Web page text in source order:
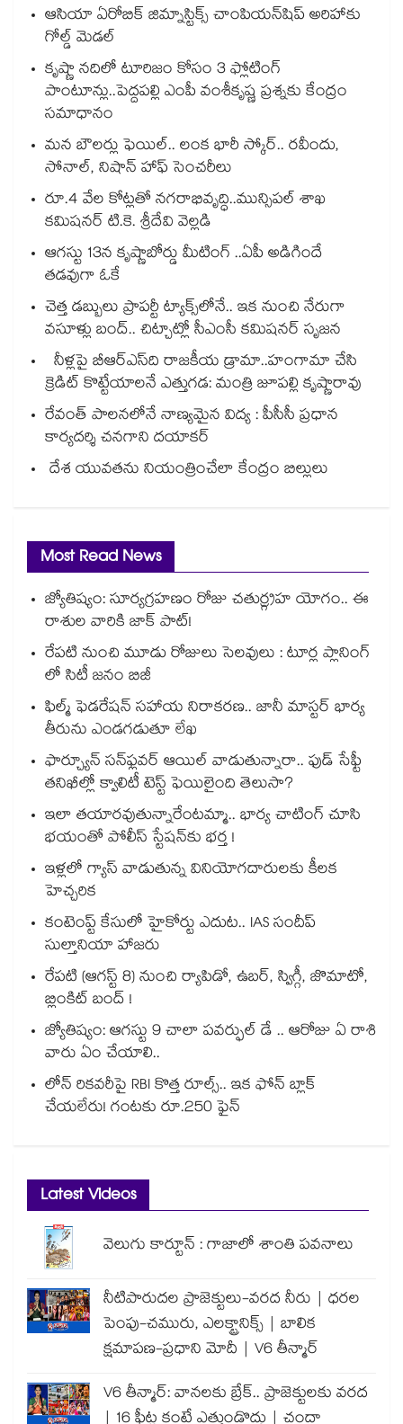
ఆసియా ఏరోబిక్ జిమ్నాస్టిక్స్ చాంపియన్⁭షిప్ అరిహాకు
గోల్డ్ మెడల్
కృష్ణా నదిలో టూరిజం కోసం 3 ఫ్లోటింగ్
పాంటూన్లు..పెద్దపల్లి ఎంపీ వంశీకృష్ణ ప్రశ్నకు కేంద్రం
సమాధానం
మన బౌలర్లు ఫెయిల్.. లంక భారీ స్కోర్.. రవీందు,
సోనాల్‌‌‌‌, నిషాన్ హాఫ్ సెంచరీలు
రూ.4 వేల కోట్లతో నగరాభివృద్ధి..మున్సిపల్‌‌ శాఖ
కమిషనర్‌‌ టి.కె. శ్రీదేవి వెల్లడి
ఆగస్టు 13న కృష్ణాబోర్డు మీటింగ్ ..ఏపీ అడిగిందే
తడవుగా ఓకే
చెత్త డబ్బులు ప్రాపర్టీ ట్యాక్స్⁭లోనే.. ఇక నుంచి నేరుగా
వసూళ్లు బంద్.. చిట్చాట్లో సీఎంసీ కమిషనర్ సృజన
నీళ్లపై బీఆర్ఎస్‌‌‌‌ది రాజకీయ డ్రామా..హంగామా చేసి
క్రెడిట్ కొట్టేయాలనే ఎత్తుగడ: మంత్రి జూపల్లి కృష్ణారావు
రేవంత్‌‌ పాలనలోనే నాణ్యమైన విద్య : పీసీసీ ప్రధాన
కార్యదర్శి చనగాని దయాకర్
దేశ యువతను నియంత్రించేలా కేంద్రం బిల్లులు
Most Read News
జ్యోతిష్యం: సూర్యగ్రహణం రోజు చతుర్గ్రహ యోగం.. ఈ
రాశుల వారికి జాక్ పాట్!
రేపటి నుంచి మూడు రోజులు సెలవులు : టూర్ల ప్లానింగ్
లో సిటీ జనం బిజీ
ఫిల్మ్ ఫెడరేషన్ సహాయ నిరాకరణ.. జానీ మాస్టర్ భార్య
తీరును ఎండగడుతూ లేఖ
ఫార్చ్యూన్ సన్‌ఫ్లవర్ ఆయిల్ వాడుతున్నారా.. ఫుడ్ సేఫ్టీ
తనిఖీల్లో క్వాలిటీ టెస్ట్ ఫెయిలైంది తెలుసా?
ఇలా తయారవుతున్నారేంటమ్మా.. భార్య చాటింగ్ చూసి
భయంతో పోలీస్ స్టేషన్⁫కు భర్త !
ఇళ్లలో గ్యాస్ వాడుతున్న వినియోగదారులకు కీలక
హెచ్చరిక
కంటెంప్ట్ కేసులో హైకోర్టు ఎదుట.. IAS సందీప్
సుల్తానియా హాజరు
రేపటి (ఆగస్ట్ 8) నుంచి ర్యాపిడో, ఉబర్, స్విగ్గీ, జొమాటో,
బ్లింకిట్ బంద్ !
జ్యోతిష్యం: ఆగస్టు 9 చాలా పవర్ఫుల్ డే .. ఆరోజు ఏ రాశి
వారు ఏం చేయాలి..
లోన్ రికవరీపై RBI కొత్త రూల్స్.. ఇక ఫోన్ బ్లాక్
చేయలేరు! గంటకు రూ.250 ఫైన్
Latest Videos
వెలుగు కార్టూన్ : గాజాలో శాంతి పవనాలు
నీటిపారుదల ప్రాజెక్టులు-వరద నీరు | ధరల
పెంపు-చమురు, ఎలక్ట్రానిక్స్ | బాలిక
క్షమాపణ-ప్రధాని మోదీ | V6 తీన్మార్
V6 తీన్మార్: వానలకు బ్రేక్.. ప్రాజెక్టులకు వరద